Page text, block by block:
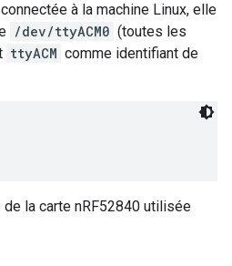
à la machine Linux, elle
/dev/ttyACM0 (toutes les
ttyACM comme identifiant de
la carte nRF52840 utilisée